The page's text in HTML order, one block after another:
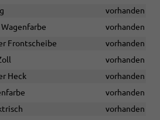
vorhanden
vorhanden
Frontscheibe
vorhanden
vorhanden
Heck
vorhanden
vorhanden
vorhanden